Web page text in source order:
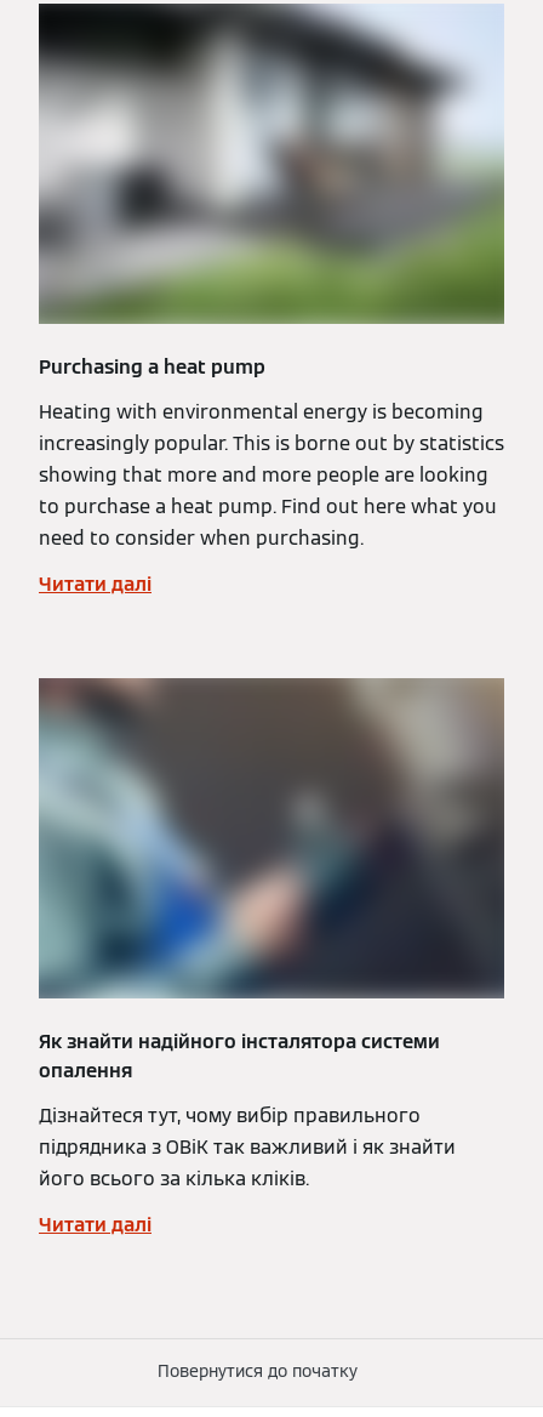
Purchasing a heat pump
Heating with environmental energy is becoming
increasingly popular. This is borne out by statistics
showing that more and more people are looking
to purchase a heat pump. Find out here what you
need to consider when purchasing.
Читати далі
Як знайти надійного інсталятора системи
опалення
Дізнайтеся тут, чому вибір правильного
підрядника з ОВіК так важливий і як знайти
його всього за кілька кліків.
Читати далі
Повернутися до початку